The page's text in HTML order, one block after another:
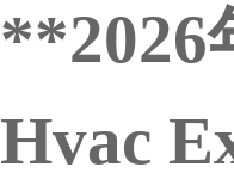
**2026
Hvac